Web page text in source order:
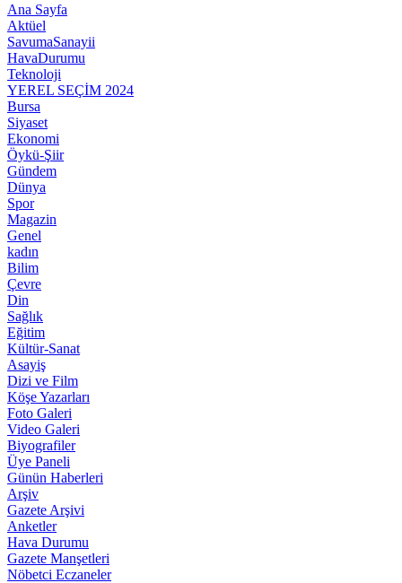
Ana Sayfa
Aktüel
SavumaSanayii
HavaDurumu
Teknoloji
YEREL SEÇİM 2024
Bursa
Siyaset
Ekonomi
Öykü-Şiir
Gündem
Dünya
Spor
Magazin
Genel
kadın
Bilim
Çevre
Din
Sağlık
Eğitim
Kültür-Sanat
Asayiş
Dizi ve Film
Köşe Yazarları
Foto Galeri
Video Galeri
Biyografiler
Üye Paneli
Günün Haberleri
Arşiv
Gazete Arşivi
Anketler
Hava Durumu
Gazete Manşetleri
Nöbetci Eczaneler